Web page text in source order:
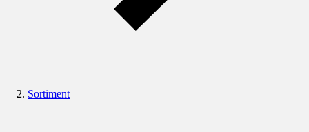
Sortiment